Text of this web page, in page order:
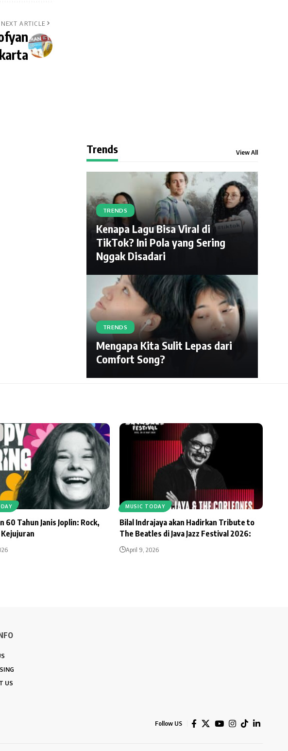
NEXT ARTICLE
Trends View All
TRENDS
Kenapa Lagu Bisa Viral di
TikTok? Ini Pola yang Sering
Nggak Disadari
TRENDS
Mengapa Kita Sulit Lepas dari
Comfort Song?
60 Tahun Janis Joplin: Rock,
MUSIC TODAY
Bilal Indrajaya akan Hadirkan Tribute to
The Beatles di Java Jazz Festival 2026:
April 9, 2026
US
Follow US